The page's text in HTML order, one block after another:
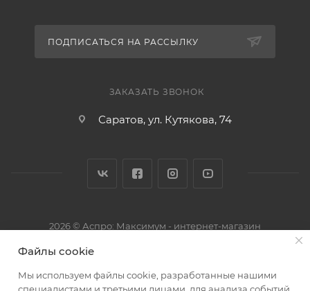
ПОДПИСАТЬСЯ НА РАССЫЛКУ
ЗАКАЗАТЬ ЗВОНОК
Саратов, ул. Кутякова, 74
2026 © Аспро: Максимум - интернет-магазин
Файлы cookie
Мы используем файлы cookie, разработанные нашими